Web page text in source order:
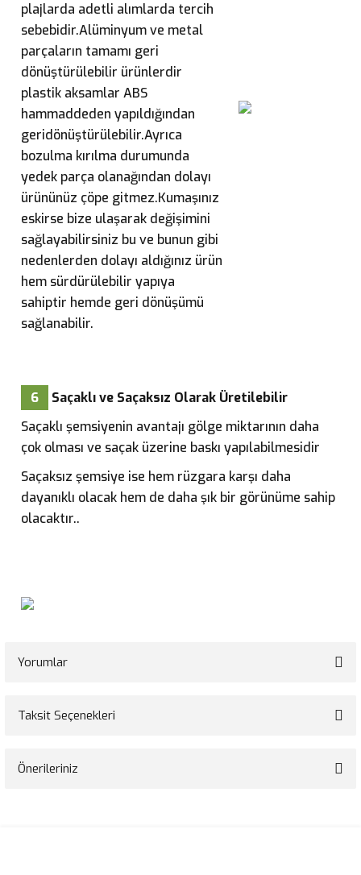
plajlarda adetli alımlarda tercih
sebebidir.Alüminyum ve metal
parçaların tamamı geri
dönüştürülebilir ürünlerdir
plastik aksamlar ABS
hammaddeden yapıldığından
geridönüştürülebilir.Ayrıca
bozulma kırılma durumunda
yedek parça olanağından dolayı
ürününüz çöpe gitmez.Kumaşınız
eskirse bize ulaşarak değişimini
sağlayabilirsiniz bu ve bunun gibi
nedenlerden dolayı aldığınız ürün
hem sürdürülebilir yapıya
sahiptir hemde geri dönüşümü
sağlanabilir.
6
Saçaklı ve Saçaksız Olarak Üretilebilir
Saçaklı şemsiyenin avantajı gölge miktarının daha
çok olması ve saçak üzerine baskı yapılabilmesidir
Saçaksız şemsiye ise hem rüzgara karşı daha
dayanıklı olacak hem de daha şık bir görünüme sahip
olacaktır..
Yorumlar
Taksit Seçenekleri
Önerileriniz